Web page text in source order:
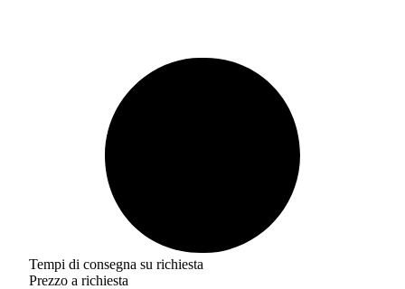
Tempi di consegna su richiesta
Prezzo a richiesta